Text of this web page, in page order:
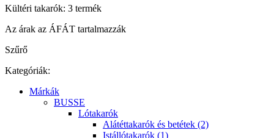
Kültéri takarók: 3 termék
Az árak az ÁFÁT tartalmazzák
Szűrő
Kategóriák:
Márkák
BUSSE
Lótakarók
Alátéttakarók és betétek (2)
Istállótakarók (1)